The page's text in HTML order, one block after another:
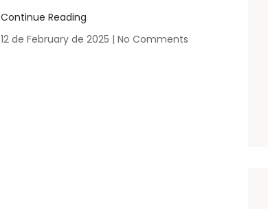
Continue Reading
12 de February de 2025
No Comments